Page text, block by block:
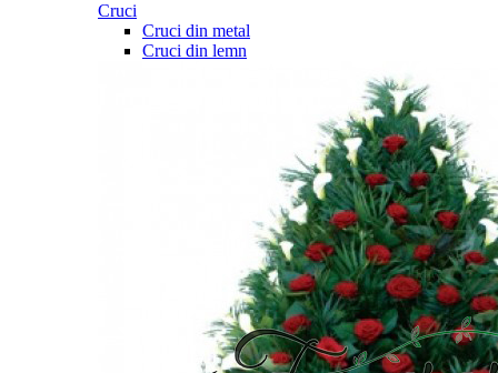
Cruci
Cruci din metal
Cruci din lemn